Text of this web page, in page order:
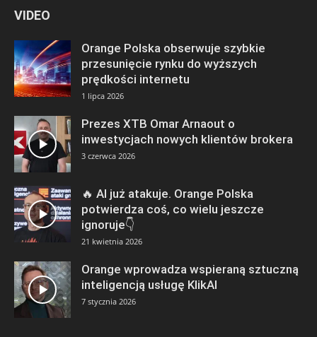
VIDEO
Orange Polska obserwuje szybkie
przesunięcie rynku do wyższych
prędkości internetu
1 lipca 2026
Prezes XTB Omar Arnaout o
inwestycjach nowych klientów brokera
3 czerwca 2026
🔥 AI już atakuje. Orange Polska
potwierdza coś, co wielu jeszcze
ignoruje👇
21 kwietnia 2026
Orange wprowadza wspieraną sztuczną
inteligencją usługę KlikAI
7 stycznia 2026